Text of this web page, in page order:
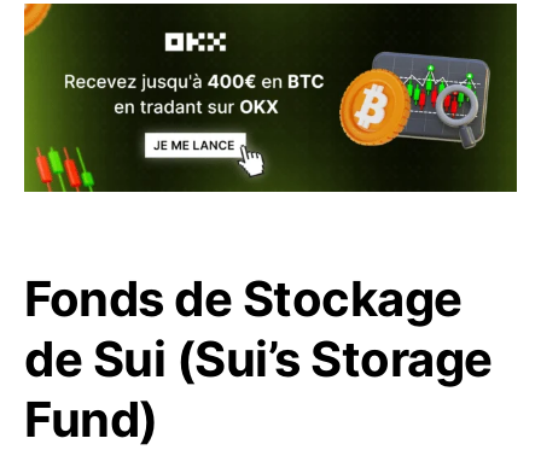
Fonds de Stockage
de Sui (Sui’s Storage
Fund)